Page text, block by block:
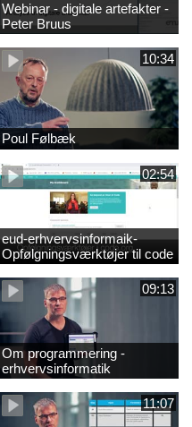
Webinar - digitale artefakter -
Peter Bruus
10:34
Poul Følbæk
02:54
eud-erhvervsinformaik-
Opfølgningsværktøjer til code
09:13
Om programmering -
erhvervsinformatik
11:07